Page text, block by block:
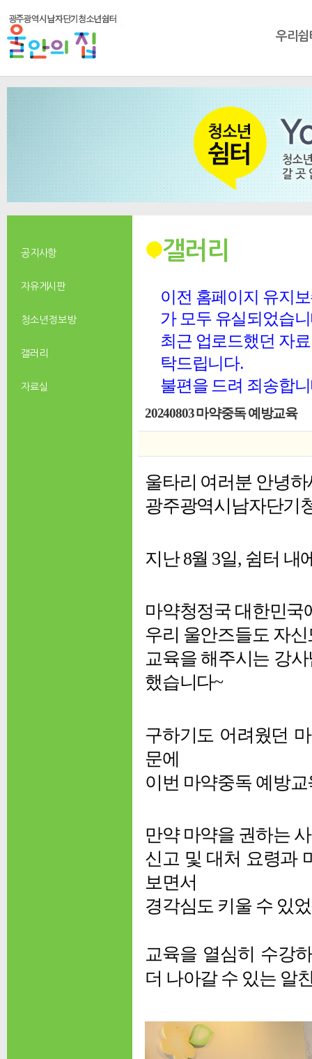
우리쉼
공지사항
자유게시판
청소년 정보방
갤러리
자료실
갤러리
이전 홈페이지 유지
가 모두 유실되었습
최근 업로드했던 자
탁드립니다.
불편을 드려 죄송합
20240803 마약중독 예방교육
울타리 여러분 안녕하
광주광역시남자단기
지난 8월 3일, 쉼터
마약청정국 대한민국
우리 울안즈들도 자
교육을 해주시는 강
했습니다~
구하기도 어려웠던
문에
이번 마약중독 예방
만약 마약을 권하는
신고 및 대처 요령과
보면서
경각심도 키울 수 있
교육을 열심히 수강
더 나아갈 수 있는 알